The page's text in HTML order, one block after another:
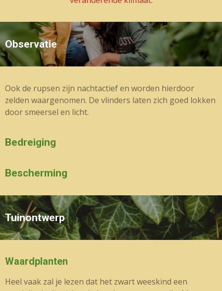
Observatie
Ook de rupsen zijn nachtactief en worden hierdoor
zelden waargenomen. De vlinders laten zich goed lokken
door smeersel en licht.
Bedreiging
Bescherming
Tuinontwerp
Waardplanten
Heel vaak zal je lezen dat het zwart weeskind een